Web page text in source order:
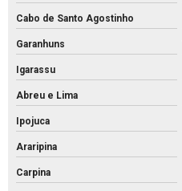
Tubo de concreto valor
Venda de bloquete para calçada
Cabo de Santo Agostinho
Garanhuns
Igarassu
Abreu e Lima
Ipojuca
Araripina
Carpina